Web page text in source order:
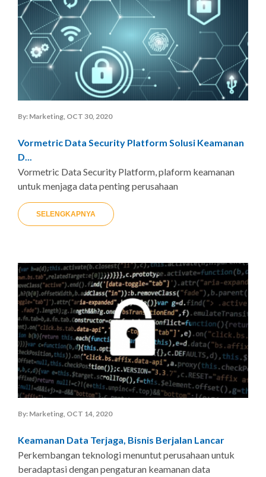
By: Marketing, OCT 30, 2020
Vormetric Data Security Platform Solusi Keamanan
D...
Vormetric Data Security Platform, plaform keamanan
untuk menjaga data penting perusahaan
SELENGKAPNYA
By: Marketing, OCT 14, 2020
Keamanan Data Terjaga, Bisnis Berjalan Lancar
Perkembangan teknologi menuntut perusahaan untuk
beradaptasi dengan pengaturan keamanan data